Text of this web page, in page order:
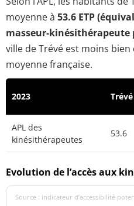
moyenne à 53.6 ETP
masseur-kinésithérapeute
ville de Trévé est moins
moyenne française.
2023 Trévé
APL des
kinésithérapeutes
53.6
Evolution de l’accès aux
Source : indicateur d’accessibilité